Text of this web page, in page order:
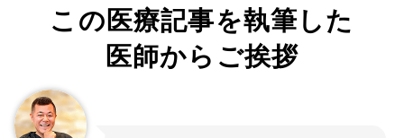
この医療記事を執筆した
医師からご挨拶